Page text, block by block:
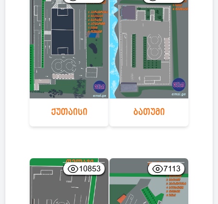
ქუთაისი ბათუმი
10853 7113